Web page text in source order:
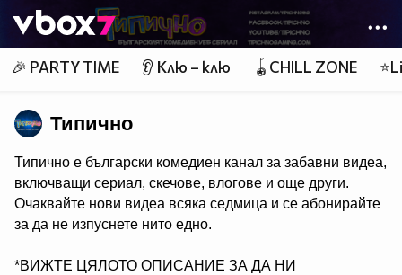
👾
🎉 PARTY TIME 👂 Клю – клю 🪀CHILL ZONE
Типично
Типично е български комедиен канал за забавни видеа,
включващи сериал, скечове, влогове и още други.
Очаквайте нови видеа всяка седмица и се абонирайте
за да не изпуснете нито едно.
*ВИЖТЕ ЦЯЛОТО ОПИСАНИЕ ЗА ДА НИ